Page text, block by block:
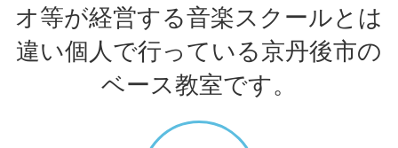
オ等が経営する音楽スクールとは
違い個人で行っている京丹後市の
ベース教室です。